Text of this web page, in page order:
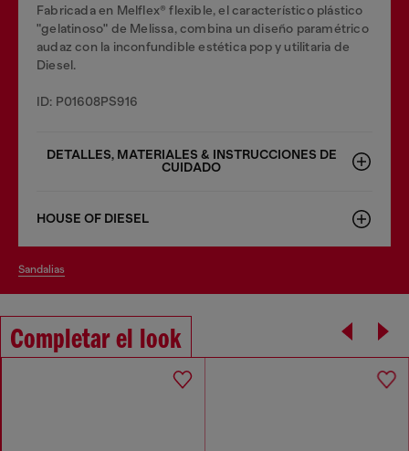
Fabricada en Melflex® flexible, el característico plástico
"gelatinoso" de Melissa, combina un diseño paramétrico
audaz con la inconfundible estética pop y utilitaria de
Diesel.
ID: P01608PS916
DETALLES, MATERIALES & INSTRUCCIONES DE
CUIDADO
HOUSE OF DIESEL
sandalias
Completar el look